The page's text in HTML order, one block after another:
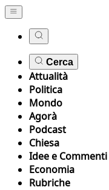
Cerca
Attualità
Politica
Mondo
Agorà
Podcast
Chiesa
Idee e Commenti
Economia
Rubriche